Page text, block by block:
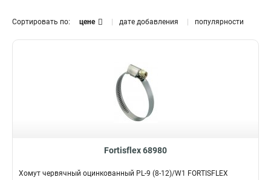
Сортировать по: цене дате добавления популярности
Fortisflex 68980
Хомут червячный оцинкованный PL-9 (8-12)/W1 FORTISFLEX